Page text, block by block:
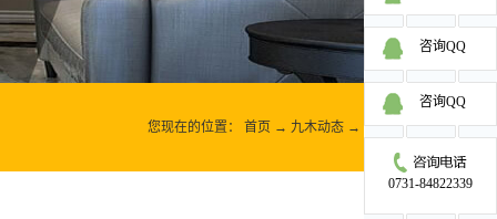
您现在的位置： 首页 → 九木动态 → 九木动态
咨询QQ
咨询QQ
0731-84822339